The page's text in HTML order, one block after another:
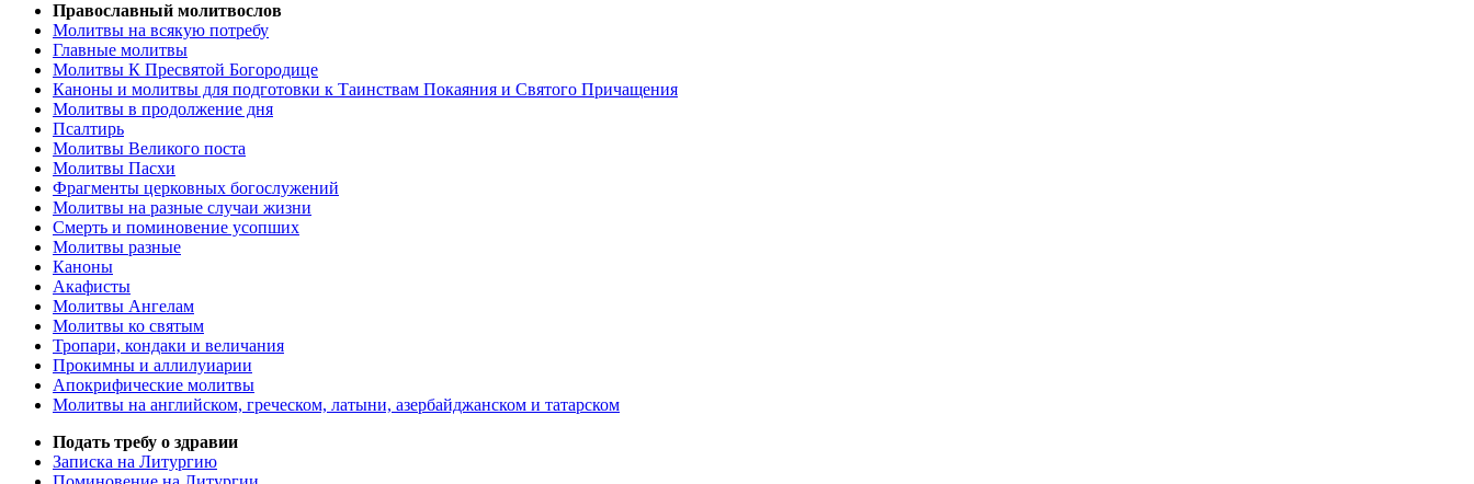
Православный молитвослов
Молитвы на всякую потребу
Главные молитвы
Молитвы К Пресвятой Богородице
Каноны и молитвы для подготовки к Таинствам Покаяния и Святого Причащения
Молитвы в продолжение дня
Псалтирь
Молитвы Великого поста
Молитвы Пасхи
Фрагменты церковных богослужений
Молитвы на разные случаи жизни
Смерть и поминовение усопших
Молитвы разные
Каноны
Акафисты
Молитвы Ангелам
Молитвы ко святым
Тропари, кондаки и величания
Прокимны и аллилуиарии
Апокрифические молитвы
Молитвы на английском, греческом, латыни, азербайджанском и татарском
Подать требу о здравии
Записка на Литургию